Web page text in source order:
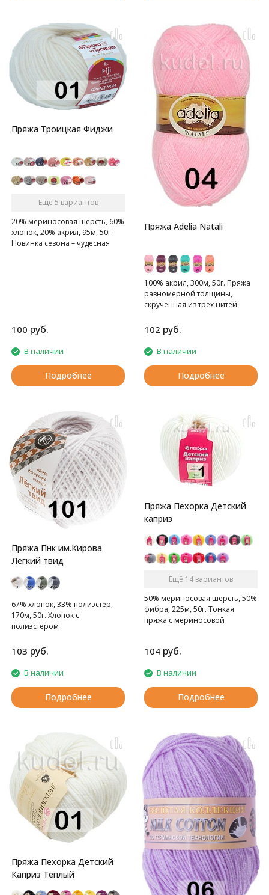
Пряжа Троицкая Фиджи
Ещё 5 вариантов
20% мериносовая шерсть, 60%
хлопок, 20% акрил, 95м, 50г.
Новинка сезона – чудесная
100 руб.
В наличии
Подробнее
Пряжа Adelia Natali
100% акрил, 300м, 50г. Пряжа
равномерной толщины,
скрученная из трех нитей
102 руб.
В наличии
Подробнее
Пряжа Пнк им.Кирова
Легкий твид
67% хлопок, 33% полиэстер,
170м, 50г. Хлопок с
полиэстером
103 руб.
В наличии
Подробнее
Пряжа Пехорка Детский
каприз
Ещё 14 вариантов
50% мериносовая шерсть, 50%
фибра, 225м, 50г. Тонкая
пряжа с мериносовой
104 руб.
В наличии
Подробнее
Пряжа Пехорка Детский
Каприз Теплый